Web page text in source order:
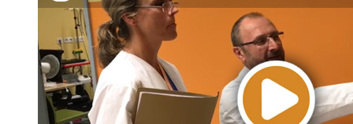
Flemmingstraße 2 (N022/Haus
Telefon
0371 - 333
36328